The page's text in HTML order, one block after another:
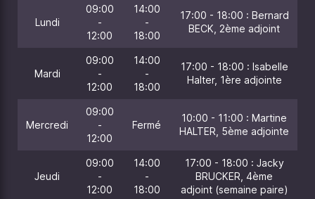
Lundi
09:00
-
12:00
14:00
-
18:00
17:00 - 18:00 : Bernard
BECK, 2ème adjoint
Mardi
09:00
-
12:00
14:00
-
18:00
17:00 - 18:00 : Isabelle
Halter, 1ère adjointe
Mercredi
09:00
-
12:00
Fermé
10:00 - 11:00 : Martine
HALTER, 5ème adjointe
Jeudi
09:00
-
12:00
14:00
-
18:00
17:00 - 18:00 : Jacky
BRUCKER, 4ème
adjoint (semaine paire)